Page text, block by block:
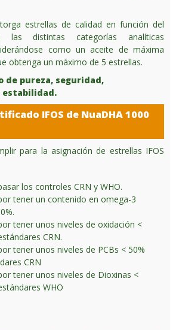
estrellas de calidad en función del
las distintas categorías analíticas
como un aceite de máxima
obtenga un máximo de 5 estrellas.
de pureza, seguridad,
estabilidad.
IFOS de NuaDHA 1000
para la asignación de estrellas IFOS
los controles CRN y WHO.
tener un contenido en omega-3
tener unos niveles de oxidación <
CRN.
tener unos niveles de PCBs < 50%
CRN
tener unos niveles de Dioxinas <
WHO